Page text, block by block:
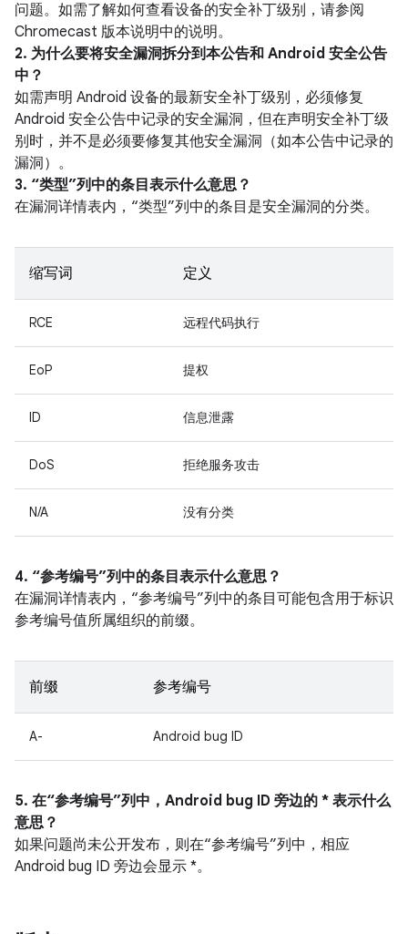
问题。如需了解如何查看设备的安全补丁级别，请参阅
Chromecast 版本说明中的说明。
2. 为什么要将安全漏洞拆分到本公告和 Android 安全公告
中？
如需声明 Android 设备的最新安全补丁级别，必须修复
Android 安全公告中记录的安全漏洞，但在声明安全补丁级
别时，并不是必须要修复其他安全漏洞（如本公告中记录的
漏洞）。
3. “类型”列中的条目表示什么意思？
在漏洞详情表内，“类型”列中的条目是安全漏洞的分类。
缩写词 定义
RCE 远程代码执行
EoP 提权
ID 信息泄露
DoS 拒绝服务攻击
N/A 没有分类
4. “参考编号”列中的条目表示什么意思？
在漏洞详情表内，“参考编号”列中的条目可能包含用于标识
参考编号值所属组织的前缀。
前缀 参考编号
A- Android bug ID
5. 在“参考编号”列中，Android bug ID 旁边的 * 表示什么
意思？
如果问题尚未公开发布，则在“参考编号”列中，相应
Android bug ID 旁边会显示 *。